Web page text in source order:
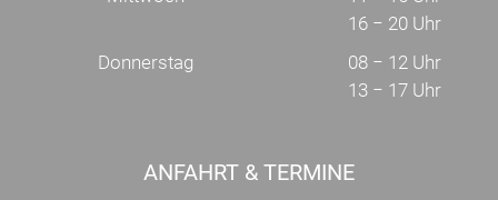
16 − 20 Uhr
Donnerstag
08 − 12 Uhr
13 − 17 Uhr
ANFAHRT & TERMINE